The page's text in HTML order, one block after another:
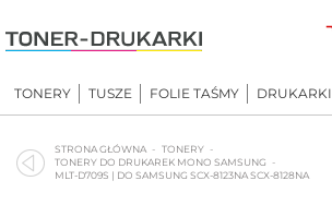
to
content
TONERY TUSZE FOLIE TAŚMY DRUKARKI
STRONA GŁÓWNA
TONERY
TONERY DO DRUKAREK MONO SAMSUNG
MLT-D709S | DO SAMSUNG SCX-8123NA SCX-8128NA